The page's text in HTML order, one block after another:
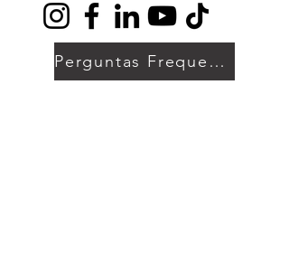
Perguntas Frequentes